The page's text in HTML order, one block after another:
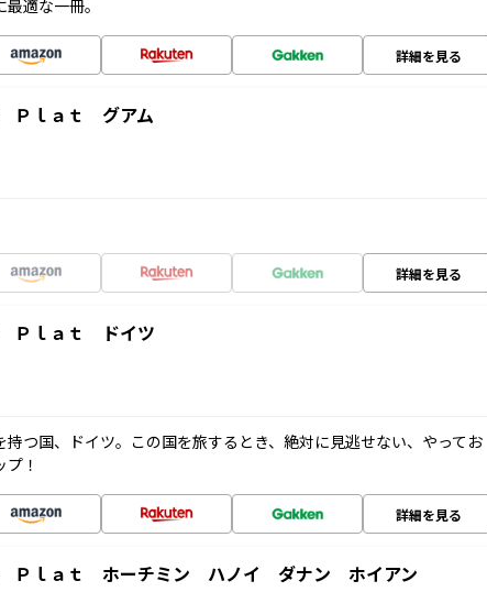
適な一冊。
詳細を見る
Ｐｌａｔ グアム
詳細を見る
Ｐｌａｔ ドイツ
つ国、ドイツ。この国を旅するとき、絶対に見逃せない、やってお
！
詳細を見る
Ｐｌａｔ ホーチミン ハノイ ダナン ホイアン